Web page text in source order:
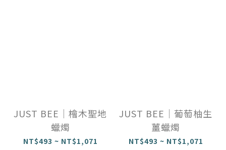
JUST BEE｜檜木聖地
蠟燭
NT$493 ~ NT$1,071
JUST BEE｜葡萄柚生
薑蠟燭
NT$493 ~ NT$1,071